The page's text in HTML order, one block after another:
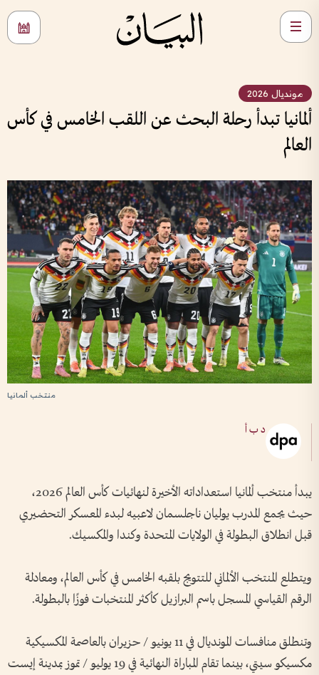
مونديال 2026
ألمانيا تبدأ رحلة البحث عن اللقب الخامس في كأس
العالم
منتخب ألمانيا
د ب أ
يبدأ منتخب ألمانيا استعداداته الأخيرة لنهائيات كأس العالم 2026،
حيث يجمع المدرب يوليان ناجلسمان لاعبيه لبدء المعسكر التحضيري
قبل انطلاق البطولة في الولايات المتحدة وكندا والمكسيك.
ويتطلع المنتخب الألماني للتتويج بلقبه الخامس في كأس العالم، ومعادلة
الرقم القياسي المسجل باسم البرازيل كأكثر المنتخبات فوزًا بالبطولة.
وتنطلق منافسات المونديال في 11 يونيو / حزيران بالعاصمة المكسيكية
مكسيكو سيتي، بينما تقام المباراة النهائية في 19 يوليو / تموز بمدينة إيست